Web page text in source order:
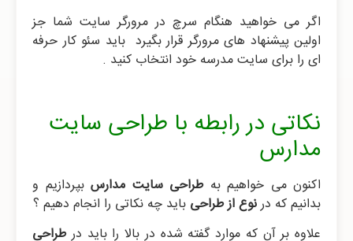
اگر می خواهید هنگام سرچ در مرورگر سایت شما جز
اولین پیشنهاد های مرورگر قرار بگیرد باید سئو کار حرفه
ای را برای سایت مدرسه خود انتخاب کنید .
نکاتی در رابطه با طراحی سایت
مدارس
اکنون می خواهیم بهطراحی سایت مدارس بپردازیم و
بدانیم که درنوع از طراحی باید چه نکاتی را انجام دهیم ؟
علاوه بر آن که موارد گفته شده در بالا را باید درطراحی